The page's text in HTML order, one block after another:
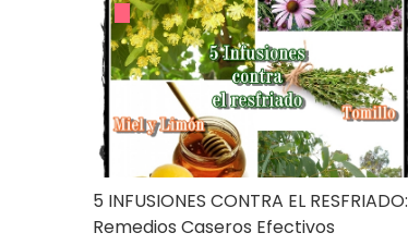
5 INFUSIONES CONTRA EL RESFRIADO:
Remedios Caseros Efectivos